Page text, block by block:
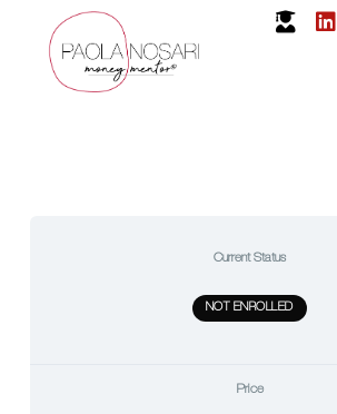
Current Status
NOT ENROLLED
Price